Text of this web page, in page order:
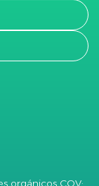
orgánicos COV: